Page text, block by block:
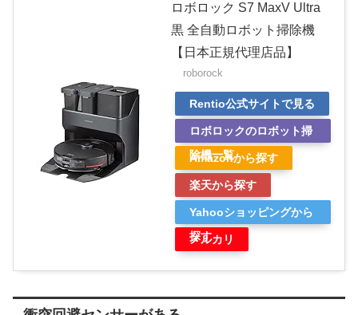
ロボロック S7 MaxV Ultra
黒 全自動ロボット掃除機
【日本正規代理店品】
roborock
Rentio公式サイトで見る
ロボロックのロボット掃
除機一覧
Amazonから探す
楽天から探す
Yahooショッピングから
探す
メルカリ